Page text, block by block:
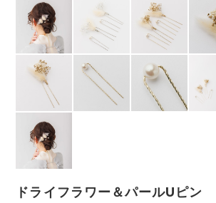
ドライフラワー＆パールUピ